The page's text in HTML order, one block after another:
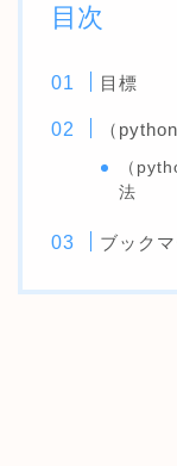
目次
目標
（
（
法
ブック